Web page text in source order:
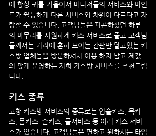
에 항상 귀를 기울여서 매니저들의 서비스와 마인
드가 월등하게 다른 서비스와 차원이 다르다고 자
랑할 수 있습니다. 고객님들은 피곤하셨던 하루
의 마무리를 시원하게 키스 서비스로 풀고 고객님
들께서는 거리에 흔히 보이는 간판만 달고있는 키
스방 업체들을 방문하셔서 이용 하지 말고 제값
의 맞게 운영하는 저희 키스방 서비스를 추천드립
니다.
키스 종류
고창 키스방 서비스의 종류로는 입술키스, 목키
스, 몸키스, 손키스, 풀서비스 등 여러 키스 서비
스가 있습니다. 고객님들은 편하고 원하시는 타임